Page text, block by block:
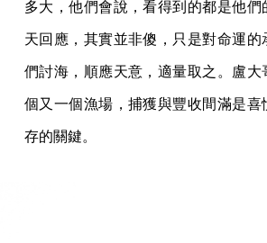
多大，他們會說，看得到的都是他們
天回應，其實並非傻，只是對命運的
們討海，順應天意，適量取之。盧大
個又一個漁場，捕獲與豐收間滿是喜
存的關鍵。